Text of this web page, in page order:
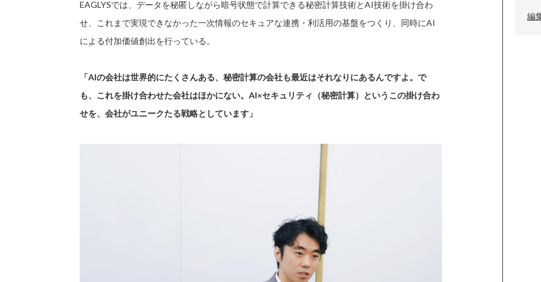
EAGLYSでは、データを秘匿しながら暗号状態で計算できる秘密計算技術とAI技術を掛け合わ
せ、これまで実現できなかった一次情報のセキュアな連携・利活用の基盤をつくり、同時にAI
による付加価値創出を行っている。
「AIの会社は世界的にたくさんある、秘密計算の会社も最近はそれなりにあるんですよ。で
も、これを掛け合わせた会社はほかにない。AI×セキュリティ（秘密計算）というこの掛け合わ
せを、会社がユニークたる戦略としています」
編